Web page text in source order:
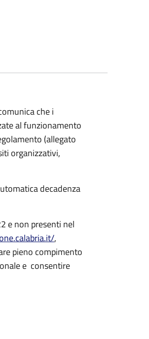
che i
al funzionamento
(allegato
organizzativi,
decadenza
e non presenti nel
,
pieno compimento
e consentire